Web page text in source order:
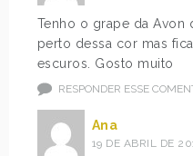
Tenho o grape da Avon
perto dessa cor mas
escuros. Gosto muito
RESPONDER ESSE
Ana
19 DE ABRIL DE